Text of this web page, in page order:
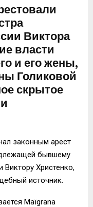
Виктора
власти
и его жены,
Голиковой
скрытое
законным арест
бывшему
Христенко,
источник.
Maïgrana